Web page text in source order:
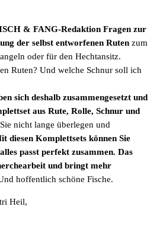
& FANG-Redaktion Fragen zur
der selbst entworfenen Ruten zum
oder für den Hechtansitz.
Ruten? Und welche Schnur soll ich
sich deshalb zusammengesetzt und
aus Rute, Rolle, Schnur und
nicht lange überlegen und
diesen Komplettsets können Sie
passt perfekt zusammen. Das
und bringt mehr
hoffentlich schöne Fische.
Heil,